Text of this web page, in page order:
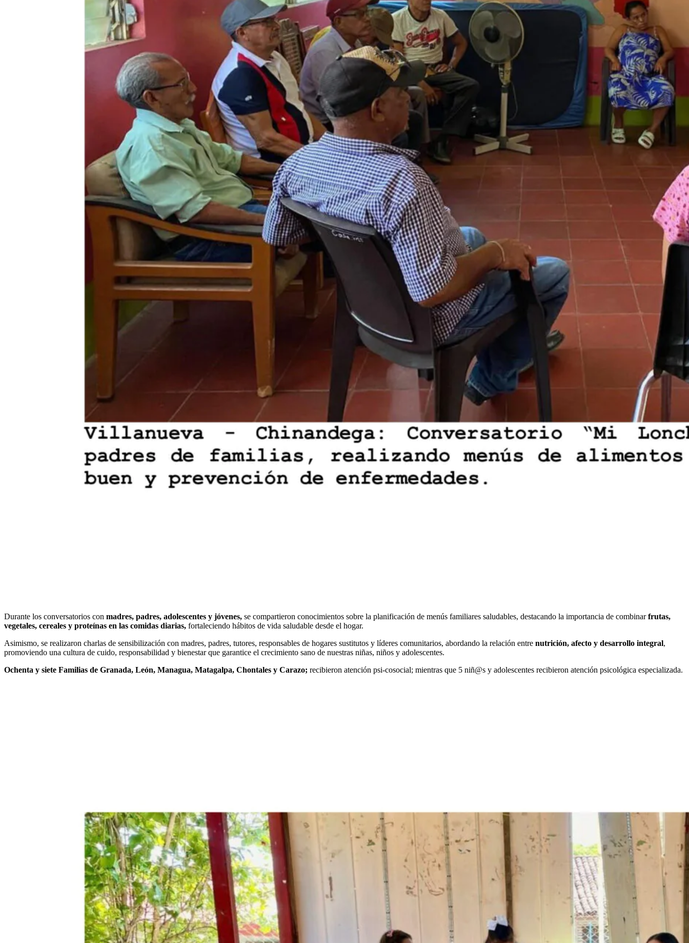
Durante los conversatorios con madres, padres, adolescentes y jóvenes, se compartieron conocimientos sobre la planificación de menús familiares saludables, destacando la importancia de combinarfrutas,
vegetales, cereales y proteínas en las comidas diarias, fortaleciendo hábitos de vida saludable desde el hogar.
Asimismo, se realizaron charlas de sensibilización con madres, padres, tutores, responsables de hogares sustitutos y líderes comunitarios, abordando la relación entre nutrición, afecto y desarrollo integral,
promoviendo una cultura de cuido, responsabilidad y bienestar que garantice el crecimiento sano de nuestras niñas, niños y adolescentes.
Ochenta y siete Familias de Granada, León, Managua, Matagalpa, Chontales y Carazo; recibieron atención psi-cosocial; mientras que 5 niñ@s y adolescentes recibieron atención psicológica especializada.